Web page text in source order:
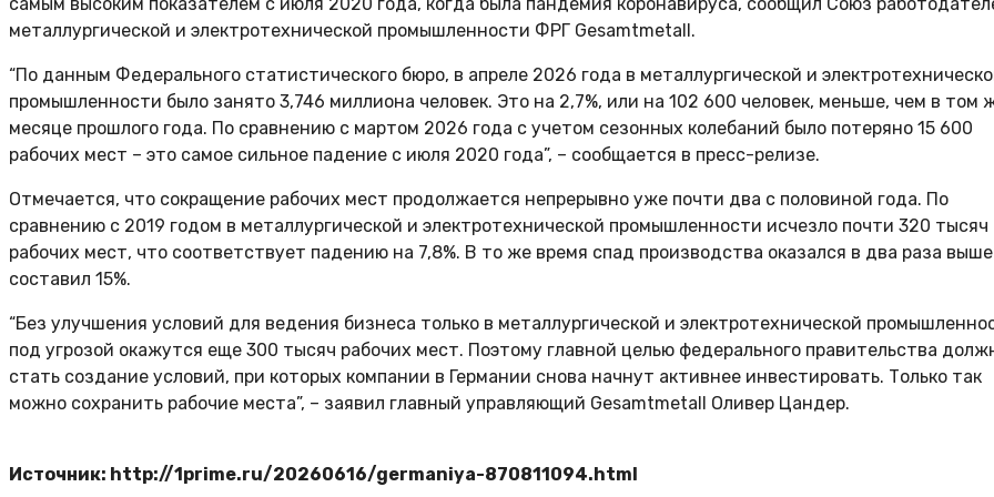
металлургической и электротехнической промышленности ФРГ Gesamtmetall.
“По данным Федерального статистического бюро, в апреле 2026 года в металлургической и
промышленности было занято 3,746 миллиона человек. Это на 2,7%, или на 102 600 человек, меньше, чем в том
месяце прошлого года. По сравнению с мартом 2026 года с учетом сезонных колебаний было потеряно 15 600
рабочих мест – это самое сильное падение с июля 2020 года”, – сообщается в пресс-релизе.
Отмечается, что сокращение рабочих мест продолжается непрерывно уже почти два с половиной года. По
сравнению с 2019 годом в металлургической и электротехнической промышленности исчезло почти 320 тысяч
рабочих мест, что соответствует падению на 7,8%. В то же время спад производства оказался в два раза
составил 15%.
“Без улучшения условий для ведения бизнеса только в металлургической и электротехнической
под угрозой окажутся еще 300 тысяч рабочих мест. Поэтому главной целью федерального правительства
стать создание условий, при которых компании в Германии снова начнут активнее инвестировать. Только так
можно сохранить рабочие места”, – заявил главный управляющий Gesamtmetall Оливер Цандер.
Источник: http://1prime.ru/20260616/germaniya-870811094.html